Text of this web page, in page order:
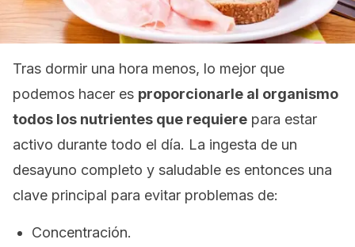
Tras dormir una hora menos, lo mejor que
podemos hacer es proporcionarle al organismo
todos los nutrientes que requiere para estar
activo durante todo el día. La ingesta de un
desayuno completo y saludable es entonces una
clave principal para evitar problemas de:
Concentración.